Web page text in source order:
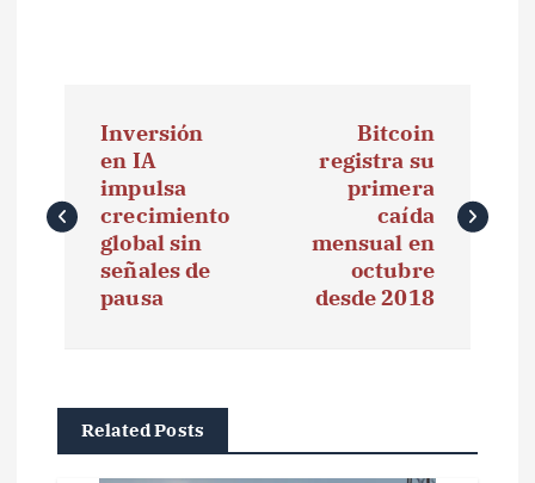
v
Inversión
en IA
impulsa
crecimiento
global sin
señales de
pausa
Bitcoin
registra su
primera
caída
mensual en
octubre
desde 2018
Related Posts